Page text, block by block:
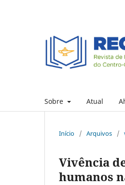
Sobre Atual
Início / Arquivos /
Vivência
humanos